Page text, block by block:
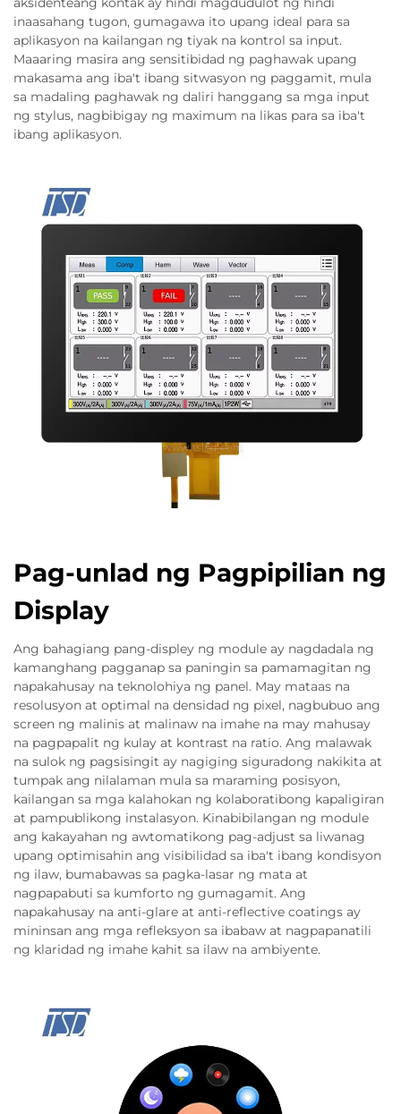
inaasahang tugon, gumagawa ito upang ideal para sa
aplikasyon na kailangan ng tiyak na kontrol sa input.
Maaaring masira ang sensitibidad ng paghawak upang
makasama ang iba't ibang sitwasyon ng paggamit, mula
sa madaling paghawak ng daliri hanggang sa mga input
ng stylus, nagbibigay ng maximum na likas para sa iba't
ibang aplikasyon.
Pag-unlad ng Pagpipilian ng
Display
Ang bahagiang pang-displey ng module ay nagdadala ng
kamanghang pagganap sa paningin sa pamamagitan ng
napakahusay na teknolohiya ng panel. May mataas na
resolusyon at optimal na densidad ng pixel, nagbubuo ang
screen ng malinis at malinaw na imahe na may mahusay
na pagpapalit ng kulay at kontrast na ratio. Ang malawak
na sulok ng pagsisingit ay nagiging siguradong nakikita at
tumpak ang nilalaman mula sa maraming posisyon,
kailangan sa mga kalahokan ng kolaboratibong kapaligiran
at pampublikong instalasyon. Kinabibilangan ng module
ang kakayahan ng awtomatikong pag-adjust sa liwanag
upang optimisahin ang visibilidad sa iba't ibang kondisyon
ng ilaw, bumabawas sa pagka-lasar ng mata at
nagpapabuti sa kumforto ng gumagamit. Ang
napakahusay na anti-glare at anti-reflective coatings ay
mininsan ang mga refleksyon sa ibabaw at nagpapanatili
ng klaridad ng imahe kahit sa ilaw na ambiyente.